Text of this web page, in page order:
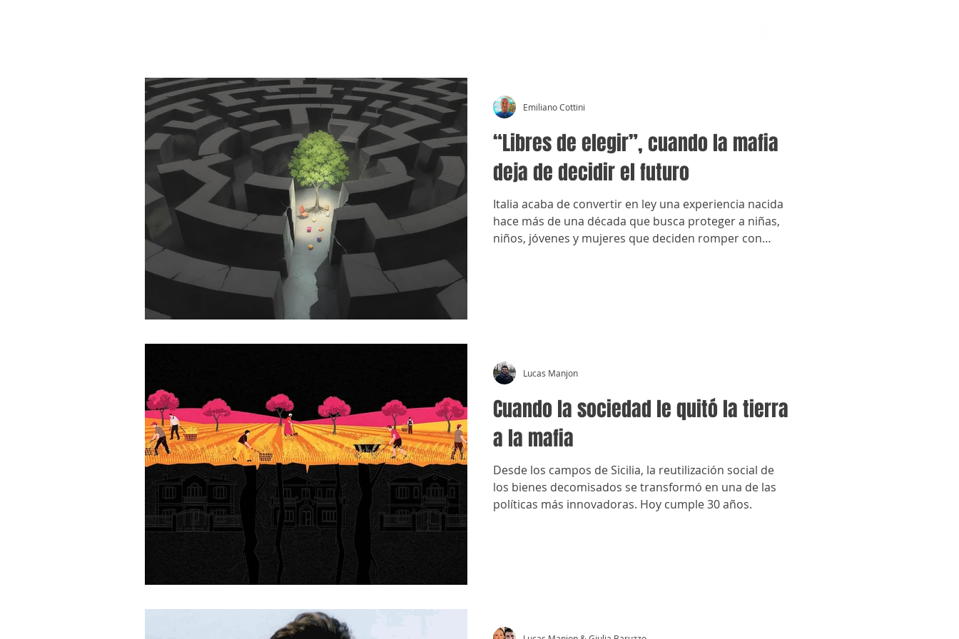
“Libres de elegir”, cuando la mafia
deja de decidir el futuro
Italia acaba de convertir en ley una experiencia nacida
hace más de una década que busca proteger a niñas,
niños, jóvenes y mujeres que deciden romper con
Emiliano Cottini
Cuando la sociedad le quitó la tierra
a la mafia
Desde los campos de Sicilia, la reutilización social de
los bienes decomisados se transformó en una de las
políticas más innovadoras. Hoy cumple 30 años.
Lucas Manjon